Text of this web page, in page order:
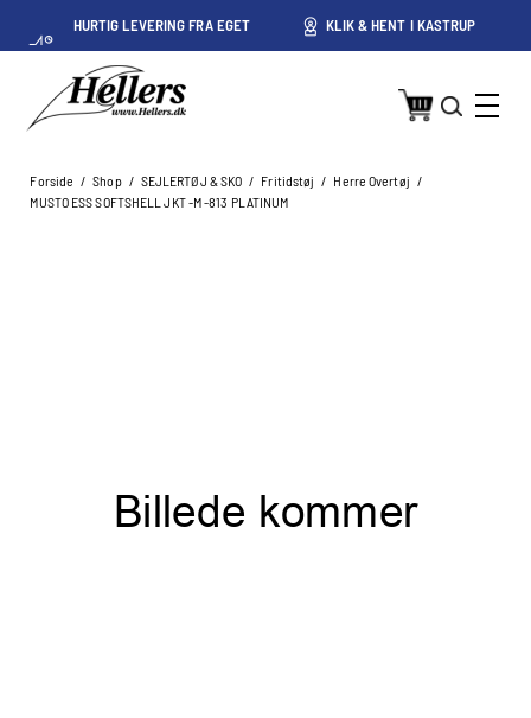
HURTIG LEVERING FRA EGET
LAGER I KASTRUP
KLIK & HENT I KASTRUP
Forside / Shop / SEJLERTØJ & SKO / Fritidstøj / Herre Overtøj /
MUSTO ESS SOFTSHELL JKT -M -813 PLATINUM